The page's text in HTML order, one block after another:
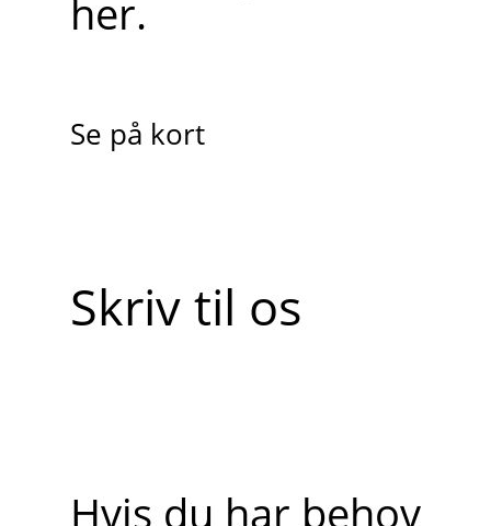
her.
Se på kort
Skriv til os
Hvis du har behov